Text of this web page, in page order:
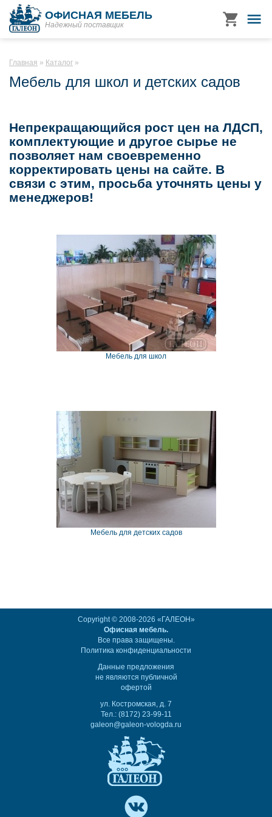
ОФИСНАЯ МЕБЕЛЬ
Надежный поставщик
Главная Каталог
Мебель для школ и детских садов
Непрекращающийся рост цен на ЛДСП,
комплектующие и другое сырье не
позволяет нам своевременно
корректировать цены на сайте. В
связи с этим, просьба уточнять цены у
менеджеров!
Мебель для школ
Мебель для детских садов
Copyright © 2008-2026 «ГАЛЕОН»
Офисная мебель.
Все права защищены.
Политика конфиденциальности
Данные предложения
не являются публичной
офертой
ул. Костромская, д. 7
Тел.: (8172) 23-99-11
galeon@galeon-vologda.ru